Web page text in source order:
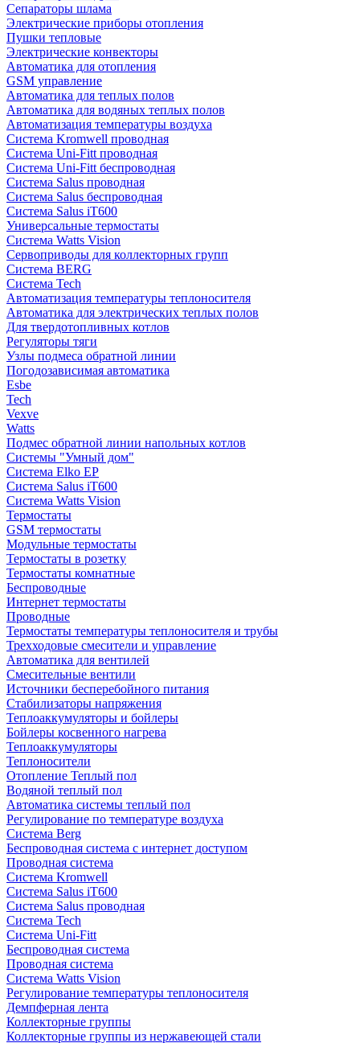
Сепараторы шлама
Электрические приборы отопления
Пушки тепловые
Электрические конвекторы
Автоматика для отопления
GSM управление
Автоматика для теплых полов
Автоматика для водяных теплых полов
Автоматизация температуры воздуха
Система Kromwell проводная
Система Uni-Fitt проводная
Система Uni-Fitt беспроводная
Система Salus проводная
Система Salus беспроводная
Система Salus iT600
Универсальные термостаты
Система Watts Vision
Сервоприводы для коллекторных групп
Система BERG
Система Tech
Автоматизация температуры теплоносителя
Автоматика для электрических теплых полов
Для твердотопливных котлов
Регуляторы тяги
Узлы подмеса обратной линии
Погодозависимая автоматика
Esbe
Tech
Vexve
Watts
Подмес обратной линии напольных котлов
Системы "Умный дом"
Система Elko EP
Система Salus iT600
Система Watts Vision
Термостаты
GSM термостаты
Модульные термостаты
Термостаты в розетку
Термостаты комнатные
Беспроводные
Интернет термостаты
Проводные
Термостаты температуры теплоносителя и трубы
Трехходовые смесители и управление
Автоматика для вентилей
Смесительные вентили
Источники бесперебойного питания
Стабилизаторы напряжения
Теплоаккумуляторы и бойлеры
Бойлеры косвенного нагрева
Теплоаккумуляторы
Теплоносители
Отопление Теплый пол
Водяной теплый пол
Автоматика системы теплый пол
Регулирование по температуре воздуха
Система Berg
Беспроводная система с интернет доступом
Проводная система
Система Kromwell
Система Salus iT600
Система Salus проводная
Система Tech
Система Uni-Fitt
Беспроводная система
Проводная система
Система Watts Vision
Регулирование температуры теплоносителя
Демпферная лента
Коллекторные группы
Коллекторные группы из нержавеющей стали